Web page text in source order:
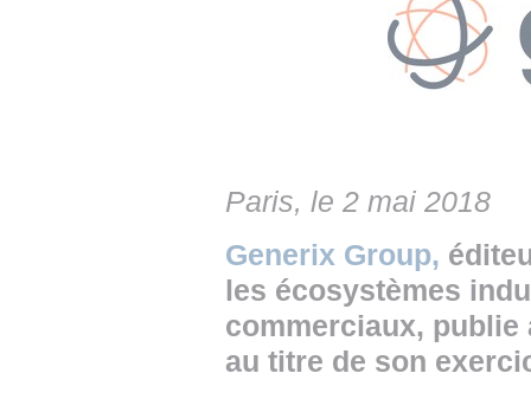
TOUTES LES INTERVIEWS
👉 PRENDRE LA PAROLE
•
•
Paris, le 2 mai 2018
Generix Group,
les écosystèmes
commerciaux,
au titre de son